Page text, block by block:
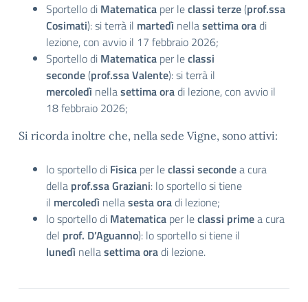
Sportello di Matematica per leclassi terze (prof.ssa
Cosimati): si terrà il martedì nellasettima oradi
lezione, con avvio il 17 febbraio 2026;
Sportello di Matematica per leclassi
seconde (prof.ssa Valente): si terrà il
mercoledì nellasettima oradi lezione, con avvio il
18 febbraio 2026;
Si ricorda inoltre che, nella sede Vigne, sono attivi:
lo sportello di Fisica per leclassi secondea cura
della prof.ssa Graziani: lo sportello si tiene
il mercoledì nellasesta oradi lezione;
lo sportello di Matematica per leclassi primea cura
del prof. D’Aguanno): lo sportello si tiene il
lunedì nellasettima oradi lezione.